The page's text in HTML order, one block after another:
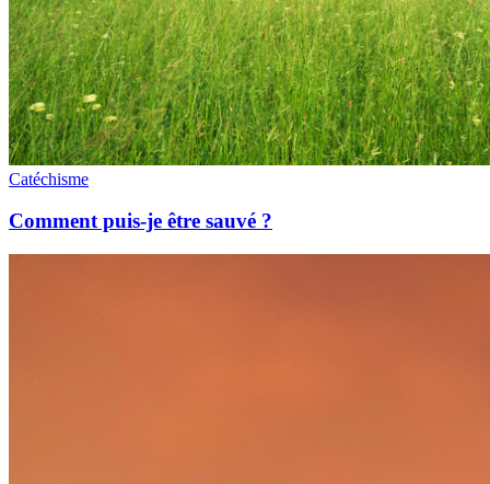
Catéchisme
Comment puis-je être sauvé ?